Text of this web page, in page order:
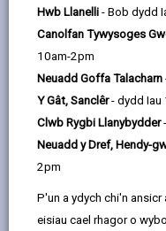
Hwb Llanelli - Bob dydd
Canolfan Tywysoges
10am-2pm
Neuadd Goffa Talacharn
Y Gât, Sanclêr- dydd Iau
Clwb Rygbi Llanybydder
Neuadd y Dref, Hendy-
2pm
P'un a ydych chi'n
eisiau cael rhagor o
bod plant ac
camdriniaeth ac
ar unwaith lle bo
Cyfrifoldeb yr holl
oedolion a phlant,
gyfrifoldeb.